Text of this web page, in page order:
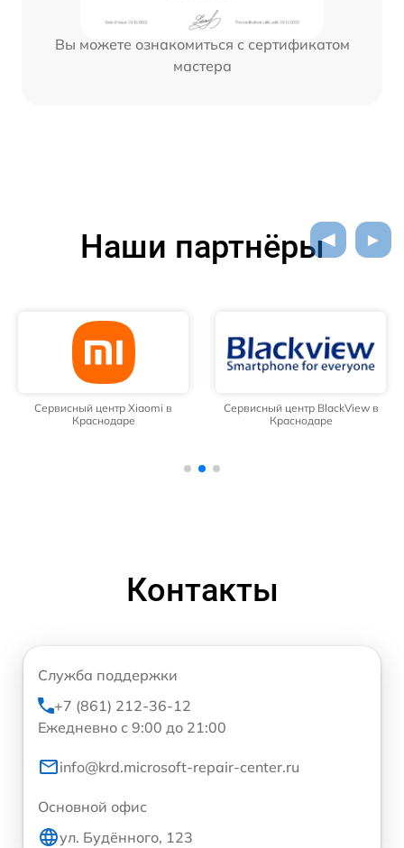
Вы можете ознакомиться с сертификатом
мастера
Наши партнёры
Сервисный центр Xiaomi в
Краснодаре
Сервисный центр BlackView в
Краснодаре
Контакты
Служба поддержки
+7 (861) 212-36-12
Ежедневно с 9:00 до 21:00
info@krd.microsoft-repair-center.ru
Основной офис
ул. Будённого, 123